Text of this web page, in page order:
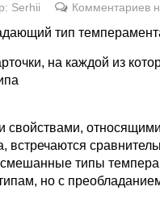
Serhii Комментариев
тип
на каждой из
встречаются
типы
но с